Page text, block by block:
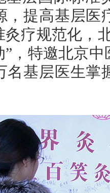
，提高基层医
疗规范化，
，特邀北京
名基层医生掌